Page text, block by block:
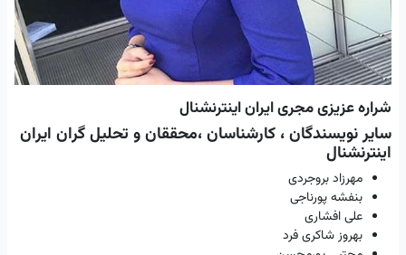
شراره عزیزی مجری ایران اینترنشنال
سایر نویسندگان ، کارشناسان ،محققان و تحلیل گران ایران
اینترنشنال
مهرزاد بروجردی
بنفشه پورناجی
علی افشاری
بهروز شاکری فرد